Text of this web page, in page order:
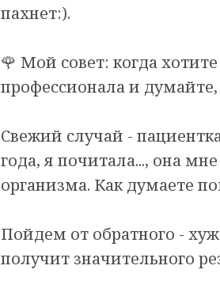
пахнет:).
🌹 Мой совет: когда
профессионала и думайте,
Свежий случай -
года, я почитала..., она
организма. Как думаете
Пойдем от обратного -
получит значительного